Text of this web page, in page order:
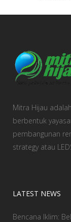
Mitra Hijau
berbentuk
pembangunan
strategy atau
LATEST NEWS
Bencana Iklim: